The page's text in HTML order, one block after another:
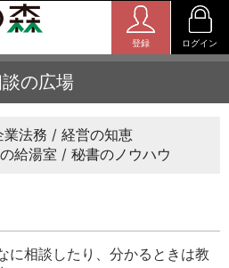
登録 ログイン
の広場
業法務
経営の知恵
給湯室 秘書のノウハウ
に相談したり、分かるときは教